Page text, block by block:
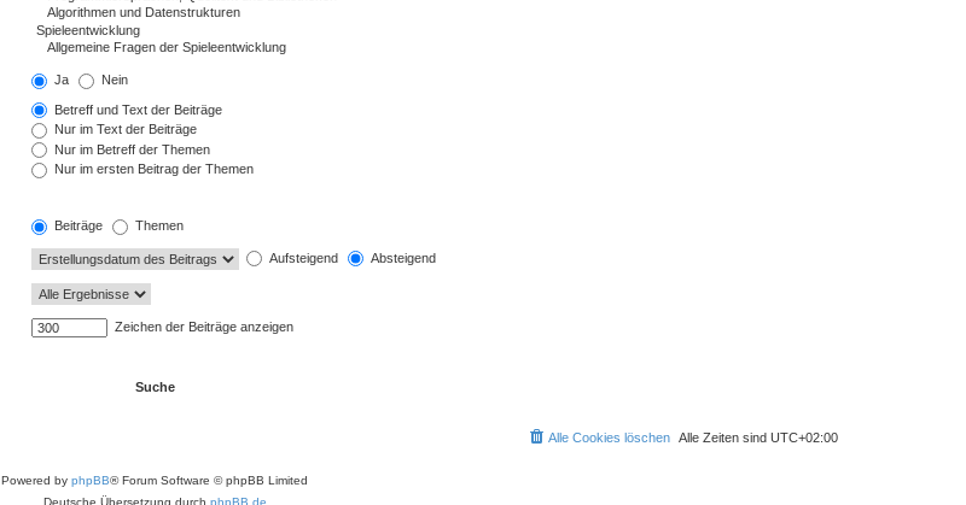
Ja Nein
Betreff und Text der Beiträge
Nur im Text der Beiträge
Nur im Betreff der Themen
Nur im ersten Beitrag der Themen
Beiträge Themen
Aufsteigend Absteigend
Zeichen der Beiträge anzeigen
Alle Zeiten sind UTC+02:00
Alle Cookies löschen
Powered by phpBB® Forum Software © phpBB Limited
Deutsche Übersetzung durch phpBB.de